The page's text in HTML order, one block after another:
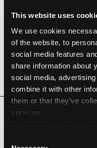
This website uses
We use cookies
of the website, to
social media features
share information about
social media,
combine it with other
them or that they’ve
services.
Hydropower
Long Life ISO
Prodotti